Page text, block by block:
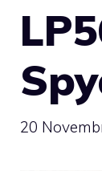
20